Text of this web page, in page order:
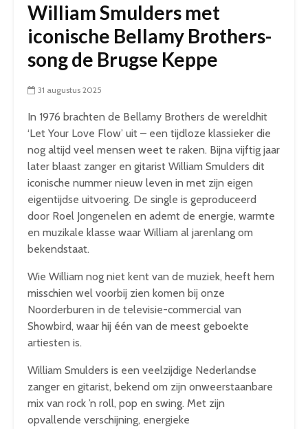
William Smulders met
iconische Bellamy Brothers-
song de Brugse Keppe
31 augustus 2025
In 1976 brachten de Bellamy Brothers de wereldhit
‘Let Your Love Flow’ uit – een tijdloze klassieker die
nog altijd veel mensen weet te raken. Bijna vijftig jaar
later blaast zanger en gitarist William Smulders dit
iconische nummer nieuw leven in met zijn eigen
eigentijdse uitvoering. De single is geproduceerd
door Roel Jongenelen en ademt de energie, warmte
en muzikale klasse waar William al jarenlang om
bekendstaat.
Wie William nog niet kent van de muziek, heeft hem
misschien wel voorbij zien komen bij onze
Noorderburen in de televisie-commercial van
Showbird, waar hij één van de meest geboekte
artiesten is.
William Smulders is een veelzijdige Nederlandse
zanger en gitarist, bekend om zijn onweerstaanbare
mix van rock ’n roll, pop en swing. Met zijn
opvallende verschijning, energieke